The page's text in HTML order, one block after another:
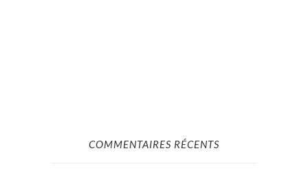
COMMENTAIRES RÉCENTS